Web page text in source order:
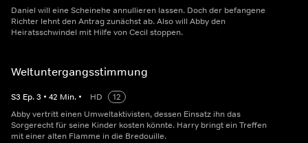
Daniel will eine Scheinehe annullieren lassen. Doch der befangene
Richter lehnt den Antrag zunächst ab. Also will Abby den
Heiratsschwindel mit Hilfe von Cecil stoppen.
Weltuntergangsstimmung
S3 Ep.3 • 42 Min. • HD
12
Abby vertritt einen Umweltaktivisten, dessen Einsatz ihn das
Sorgerecht für seine Kinder kosten könnte. Harry bringt ein Treffen
mit einer alten Flamme in die Bredouille.